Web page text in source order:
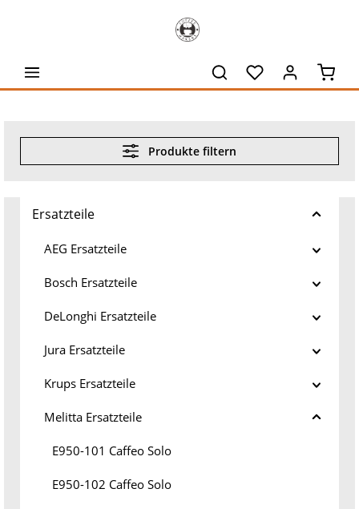
Produkte filtern
Ersatzteile
AEG Ersatzteile
Bosch Ersatzteile
DeLonghi Ersatzteile
Jura Ersatzteile
Krups Ersatzteile
Melitta Ersatzteile
E950-101 Caffeo Solo
E950-102 Caffeo Solo